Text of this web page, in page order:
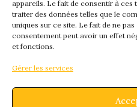
appareils. Le fait de consentir à
traiter des données telles que le
uniques sur ce site. Le fait de ne
consentement peut avoir un effet
et fonctions.
Gérer les services